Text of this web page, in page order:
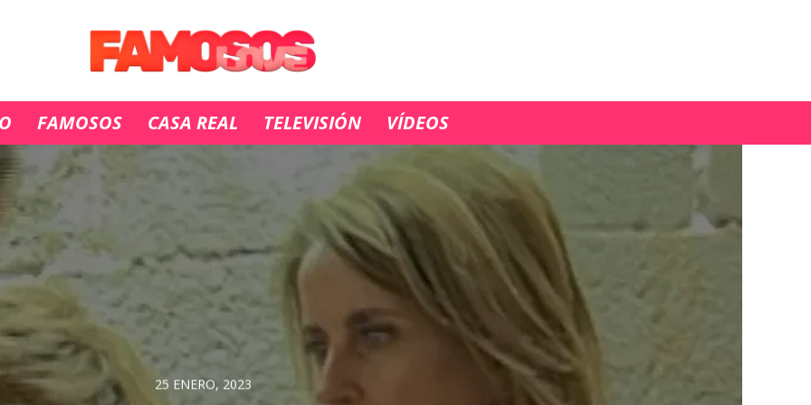
FAMOSOS CASA REAL TELEVISIÓN VÍDEOS
25 ENERO, 2023